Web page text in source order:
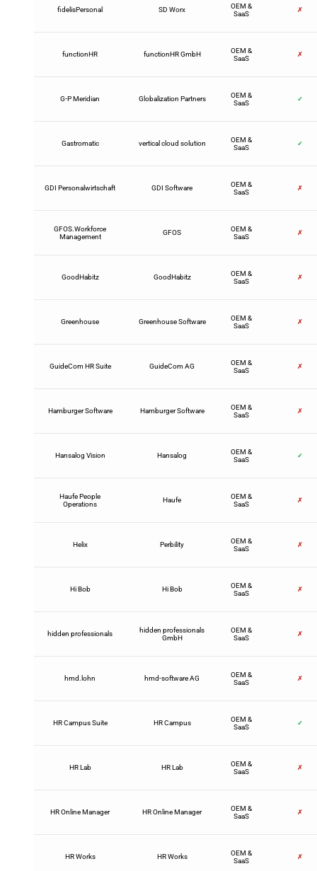
fidelisPersonal SD Worx
OEM &
SaaS
✗
functionHR functionHR GmbH
OEM &
SaaS
✗
G-P Meridian Globalization Partners
OEM &
SaaS
✓
Gastromatic vertical cloud solution
OEM &
SaaS
✓
GDI Personalwirtschaft GDI Software
OEM &
SaaS
✗
GFOS.Workforce
Management
GFOS
OEM &
SaaS
✗
GoodHabitz GoodHabitz
OEM &
SaaS
✗
Greenhouse Greenhouse Software
OEM &
SaaS
✗
GuideCom HR Suite GuideCom AG
OEM &
SaaS
✗
Hamburger Software Hamburger Software
OEM &
SaaS
✗
Hansalog Vision Hansalog
OEM &
SaaS
✓
Haufe People
Operations
Haufe
OEM &
SaaS
✗
Helix Perbility
OEM &
SaaS
✗
Hi Bob Hi Bob
OEM &
SaaS
✗
hidden professionals
hidden professionals
GmbH
OEM &
SaaS
✗
hmd.lohn hmd-software AG
OEM &
SaaS
✗
HR Campus Suite HR Campus
OEM &
SaaS
✓
HR Lab HR Lab
OEM &
SaaS
✗
HR Online Manager HR Online Manager
OEM &
SaaS
✗
HR Works HR Works
OEM &
SaaS
✗